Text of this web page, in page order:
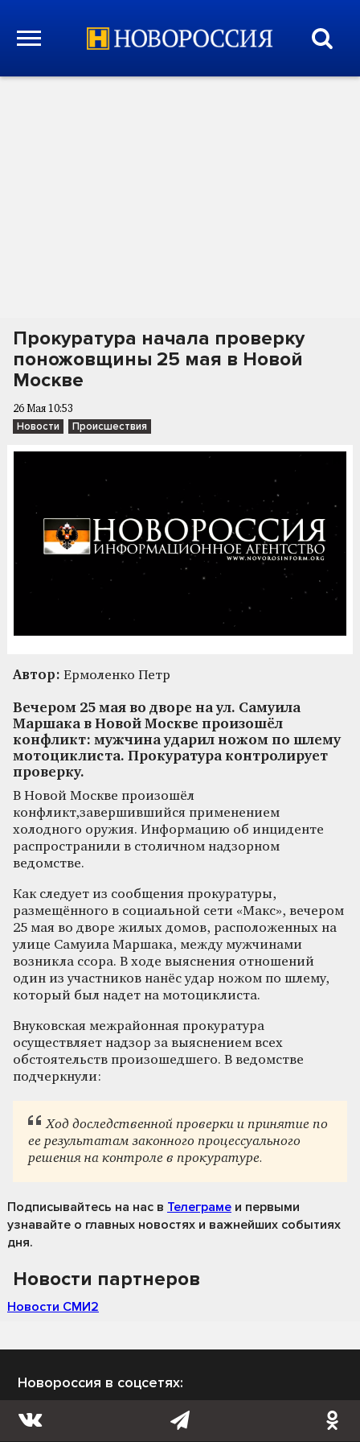
Прокуратура начала проверку
поножовщины 25 мая в Новой
Москве
26 Мая 10:53
Новости Происшествия
Автор: Ермоленко Петр
Вечером 25 мая во дворе на ул. Самуила
Маршака в Новой Москве произошёл
конфликт: мужчина ударил ножом по шлему
мотоциклиста. Прокуратура контролирует
проверку.
В Новой Москве произошёл
конфликт,завершившийся применением
холодного оружия. Информацию об инциденте
распространили в столичном надзорном
ведомстве.
Как следует из сообщения прокуратуры,
размещённого в социальной сети «Макс», вечером
25 мая во дворе жилых домов, расположенных на
улице Самуила Маршака, между мужчинами
возникла ссора. В ходе выяснения отношений
один из участников нанёс удар ножом по шлему,
который был надет на мотоциклиста.
Внуковская межрайонная прокуратура
осуществляет надзор за выяснением всех
обстоятельств произошедшего. В ведомстве
подчеркнули:
Ход доследственной проверки и принятие по
ее результатам законного процессуального
решения на контроле в прокуратуре.
Подписывайтесь на нас в Телеграме и первыми
узнавайте о главных новостях и важнейших событиях
дня.
Новости партнеров
Новости СМИ2
Новороссия в соцсетях: